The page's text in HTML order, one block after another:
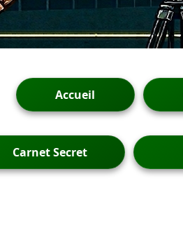
Accueil
Carnet Secret